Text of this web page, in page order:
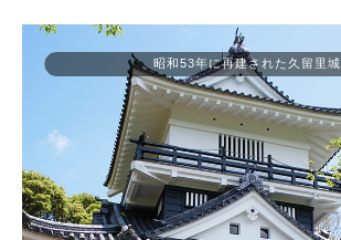
昭和53年に再建された久留里城